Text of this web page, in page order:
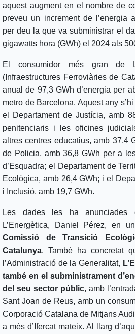
aquest augment en el nombre de
preveu un increment de l’energia
per deu la que va subministrar el
gigawatts hora (GWh) el 2024 als
El consumidor més gran de
(Infraestructures Ferroviàries de
anual de 97,3 GWh d’energia per
metro de Barcelona. Aquest any
el Departament de Justícia, amb
penitenciaris i les oficines
altres centres educatius, amb 37,4
de Policia, amb 36,8 GWh per a
d’Esquadra; el Departament de
Ecològica, amb 26,4 GWh; i el
i Inclusió, amb 19,7 GWh.
Les dades les ha anunciades
L’Energètica, Daniel Pérez, en
Comissió de Transició
Catalunya. També ha concretat
l’Administració de la Generalitat,
també en el subministrament
del seu sector públic, amb
Sant Joan de Reus, amb un
Corporació Catalana de Mitjans
a més d’Ifercat mateix. Al llarg